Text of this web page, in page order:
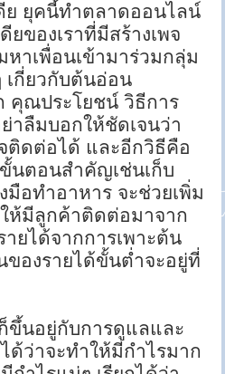
ย ยุคนี้ทำตลาดออนไลน์
ยของเราที่มีสร้างเพจ
าเพื่อนเข้ามาร่วมกลุ่ม
เกี่ยวกับต้นอ่อน
คุณประโยชน์ วิธีการ
าลืมบอกให้ชัดเจนว่า
ติดต่อได้ และอีกวิธีคือ
นตอนสำคัญเช่นเก็บ
มือทำอาหาร จะช่วยเพิ่ม
ห้มีลูกค้าติดต่อมาจาก
ยได้จากการเพาะต้น
องรายได้ขั้นต่ำจะอยู่ที่
ขึ้นอยู่กับการดูแลและ
ด้ว่าจะทำให้มีกำไรมาก